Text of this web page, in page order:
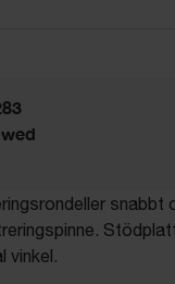
snabbt
vinkel.